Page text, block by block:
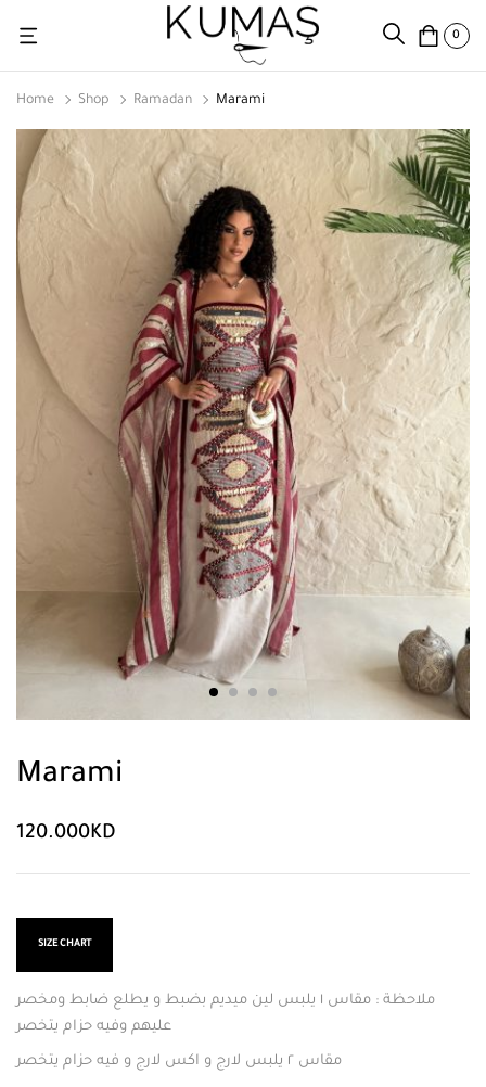
0
Home Shop Ramadan Marami
Marami
120.000KD
SIZE CHART
ملاحظة : مقاس ١ يلبس لين ميديم بضبط و يطلع ضابط ومخصر
عليهم وفيه حزام يتخصر
مقاس ٢ يلبس لارج و اكس لارج و فيه حزام يتخصر